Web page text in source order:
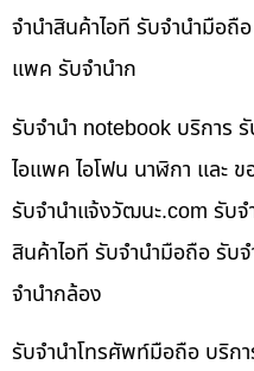
จำนำสินค้าไอที รับจำนำมือถื
แพค รับจำนำก
รับจำนำ notebook บริการ
ไอแพค ไอโฟน นาฬิกา และ
รับจํานําแจ้งวัฒนะ.com รับ
สินค้าไอที รับจำนำมือถือ รับ
จำนำกล้อง
รับจำนำโทรศัพท์มือถือ บริก